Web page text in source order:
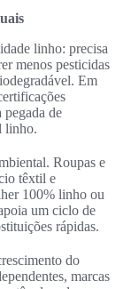
linho: precisa
menos pesticidas
Em
de
linho.
Roupas e
têxtil e
100% linho ou
um ciclo de
rápidas.
do
marcas